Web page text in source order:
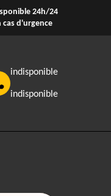
24h/24
cas d'urgence
indisponible
indisponible